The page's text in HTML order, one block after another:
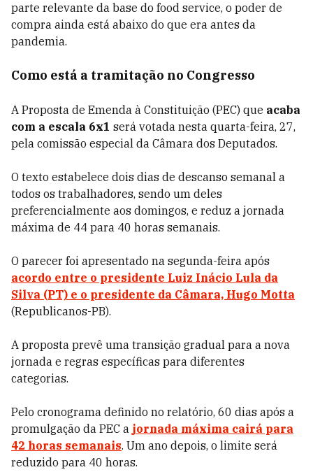
parte relevante da base do food service, o poder de
compra ainda está abaixo do que era antes da
pandemia.
Como está a tramitação no Congresso
A Proposta de Emenda à Constituição (PEC) que acaba
com a escala 6x1 será votada nesta quarta-feira, 27,
pela comissão especial da Câmara dos Deputados.
O texto estabelece dois dias de descanso semanal a
todos os trabalhadores, sendo um deles
preferencialmente aos domingos, e reduz a jornada
máxima de 44 para 40 horas semanais.
O parecer foi apresentado na segunda-feira após
acordo entre o presidente Luiz Inácio Lula da
Silva (PT) e o presidente da Câmara, Hugo Motta
(Republicanos-PB).
A proposta prevê uma transição gradual para a nova
jornada e regras específicas para diferentes
categorias.
Pelo cronograma definido no relatório, 60 dias após a
promulgação da PEC a jornada máxima cairá para
42 horas semanais. Um ano depois, o limite será
reduzido para 40 horas.